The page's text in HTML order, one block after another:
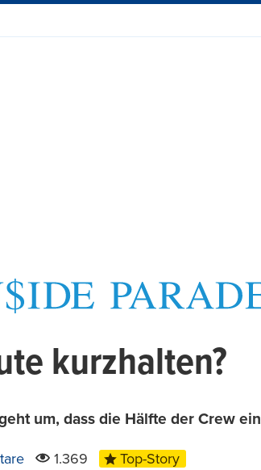
kurzhalten?
um, dass die Hälfte der Crew
1.369 Top-Story